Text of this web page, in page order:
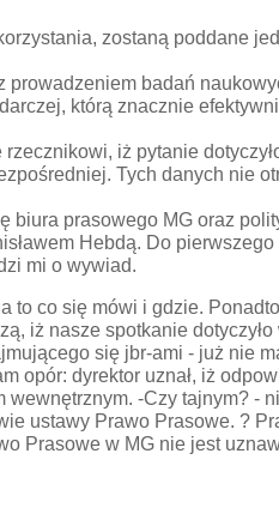
zostaną poddane
badań
którą znacznie
iż pytanie
Tych danych nie
biura prasowego MG oraz
Hebdą. Do
mi o wywiad.
co się mówi i gdzie.
iż nasze spotkanie
się jbr-ami - już nie
opór: dyrektor uznał, iż
-Czy tajnym? -
ustawy Prawo Prasowe. ?
Prasowe w MG nie jest